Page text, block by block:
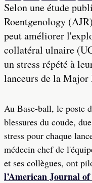
Selon une étude
Roentgenology
peut améliorer
collatéral ulnaire
un stress répété à
lanceurs de la
Au Base-ball, le poste
blessures du coude,
stress pour chaque
médecin chef de
et ses collègues, ont
l’American Journal